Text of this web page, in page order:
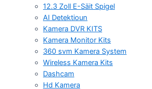
12.3 Zoll E-Säit Spigel
AI Detektioun
Kamera DVR KITS
Kamera Monitor Kits
360 svm Kamera System
Wireless Kamera Kits
Dashcam
Hd Kamera